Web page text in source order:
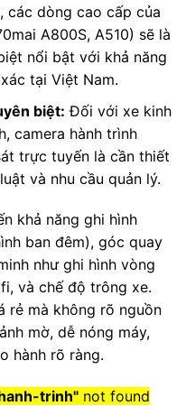
các dòng cao cấp của
A800S, A510) sẽ là
nổi bật với khả năng
tại Việt Nam.
biệt: Đối với xe kinh
camera hành trình
trực tuyến là cần thiết
và nhu cầu quản lý.
khả năng ghi hình
ban đêm), góc quay
như ghi hình vòng
và chế độ trông xe.
rẻ mà không rõ nguồn
mờ, dễ nóng máy,
hành rõ ràng.
trinh"not found